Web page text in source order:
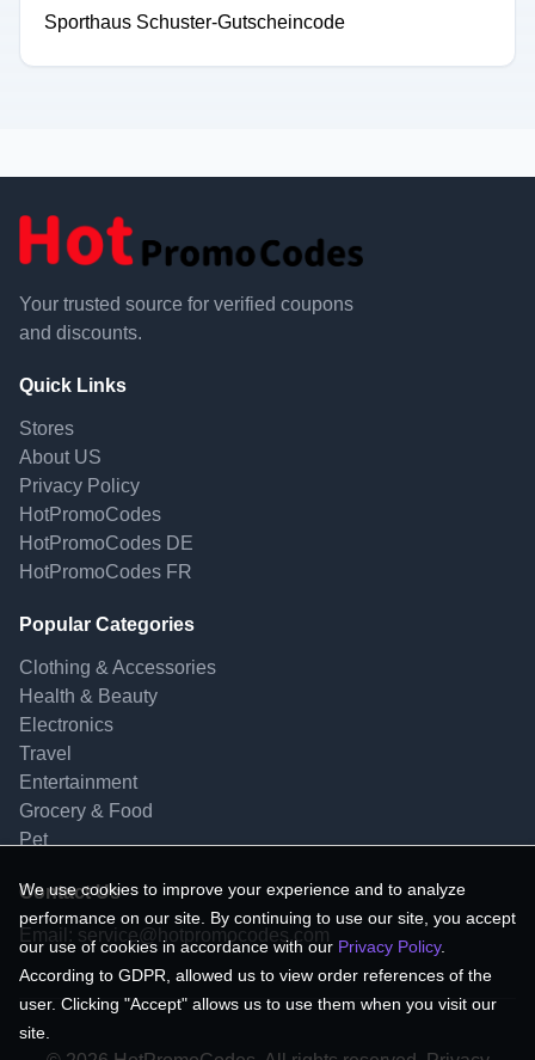
Sporthaus Schuster-Gutscheincode
Your trusted source for verified coupons
and discounts.
Quick Links
Stores
About US
Privacy Policy
HotPromoCodes
HotPromoCodes DE
HotPromoCodes FR
Popular Categories
Clothing & Accessories
Health & Beauty
Electronics
Travel
Entertainment
Grocery & Food
Pet
Contact Us
Email: service@hotpromocodes.com
We use cookies to improve your experience and to analyze
performance on our site. By continuing to use our site, you accept
our use of cookies in accordance with our Privacy Policy.
According to GDPR, allowed us to view order references of the
user. Clicking "Accept" allows us to use them when you visit our
site.